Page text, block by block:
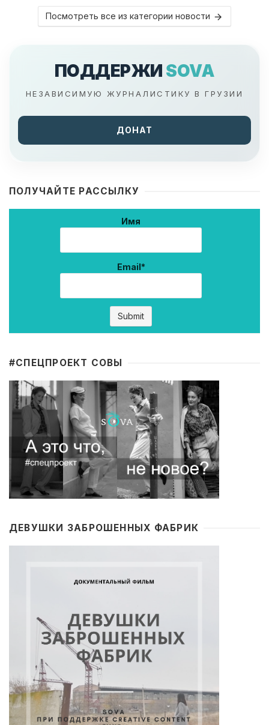
Посмотреть все из категории новости
ПОДДЕРЖИ SOVA
НЕЗАВИСИМУЮ ЖУРНАЛИСТИКУ В ГРУЗИИ
ДОНАТ
ПОЛУЧАЙТЕ РАССЫЛКУ
Имя
Email*
#CПЕЦПРОЕКТ СОВЫ
ДЕВУШКИ ЗАБРОШЕННЫХ ФАБРИК